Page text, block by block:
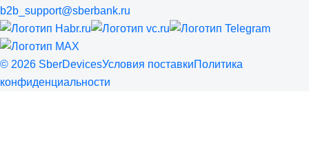
b2b_support@sberbank.ru
© 2026 SberDevicesУсловия поставкиПолитика
конфиденциальности